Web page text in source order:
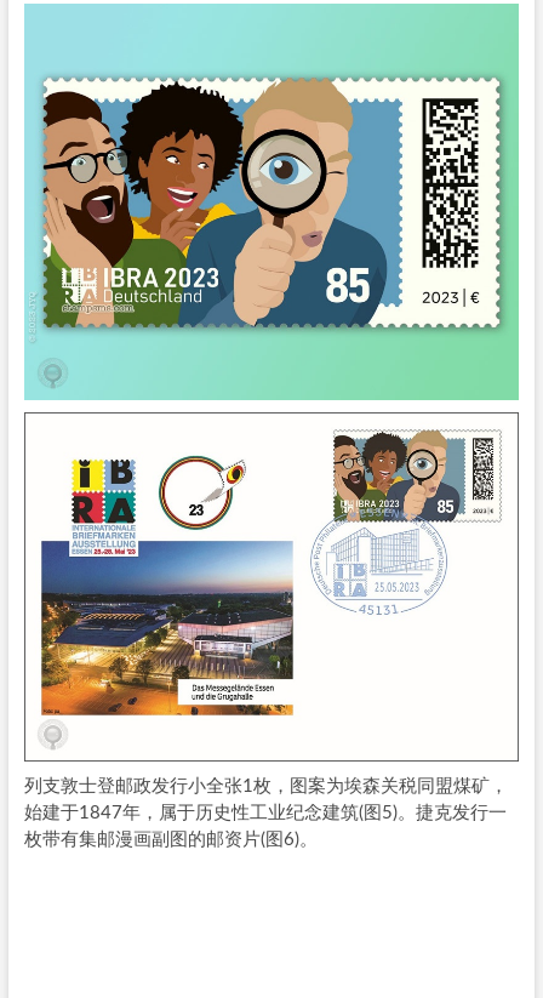
列支敦士登邮政发行小全张1枚，图案为埃森关税同盟煤矿，
始建于1847年，属于历史性工业纪念建筑(图5)。捷克发行一
枚带有集邮漫画副图的邮资片(图6)。